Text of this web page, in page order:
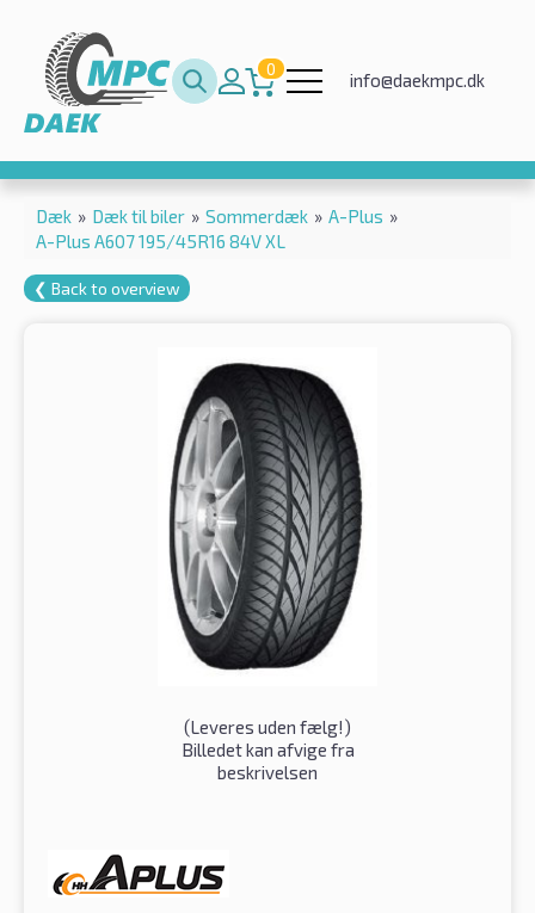
0
info@daekmpc.dk
Dæk » Dæk til biler » Sommerdæk » A-Plus »
A-Plus A607 195/45R16 84V XL
❮ Back to overview
(Leveres uden fælg!)
Billedet kan afvige fra
beskrivelsen